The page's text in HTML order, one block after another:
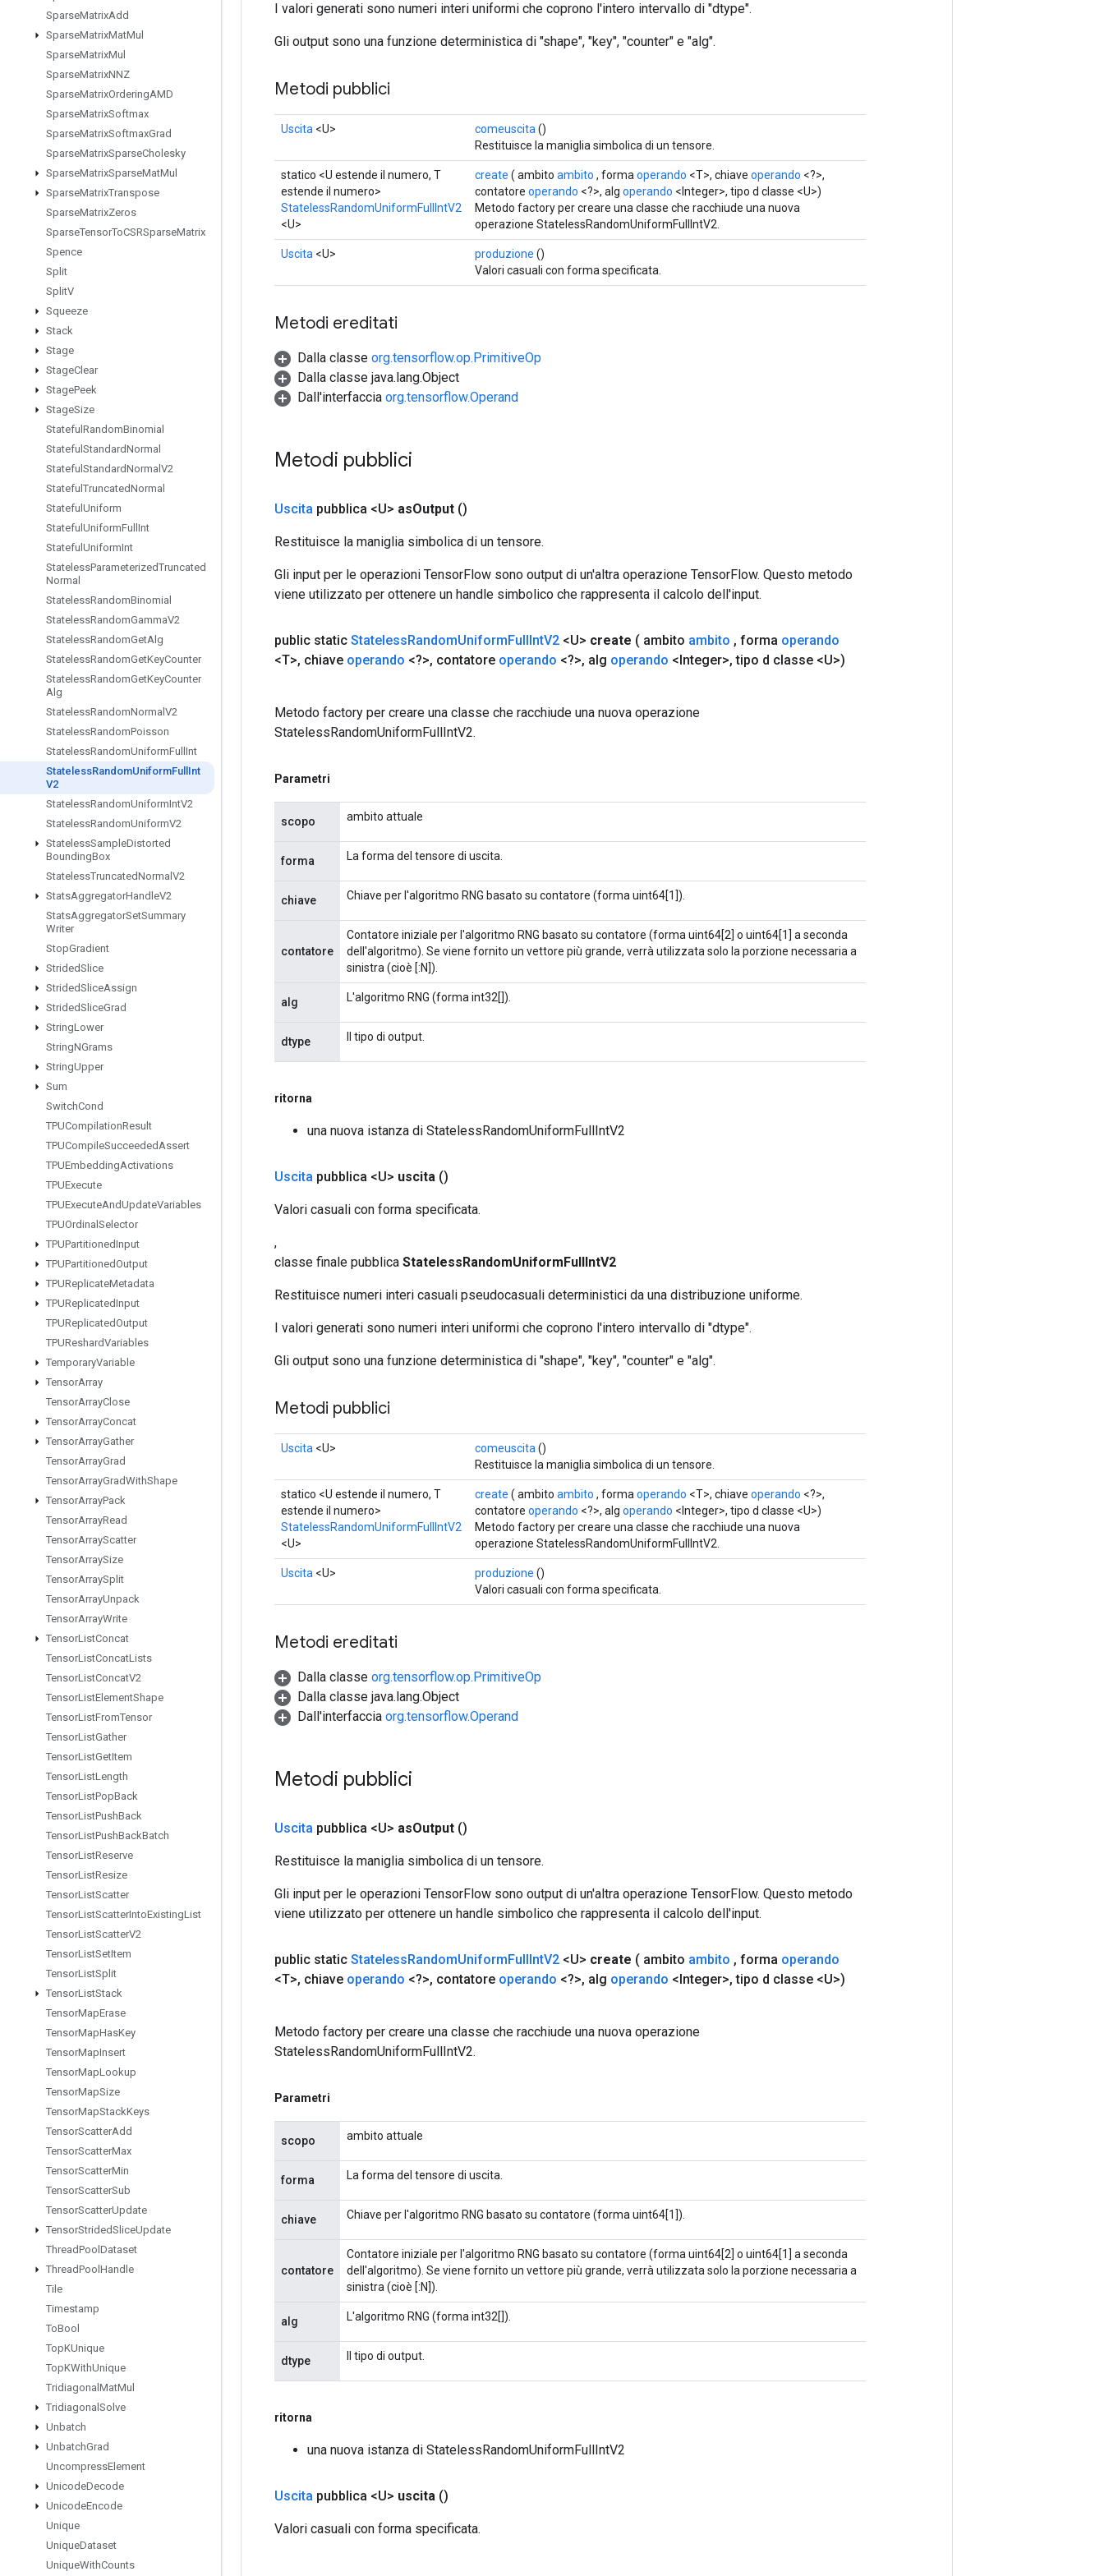
SparseMatrixAdd
SparseMatrixMatMul
SparseMatrixMul
SparseMatrixNNZ
SparseMatrixOrderingAMD
SparseMatrixSoftmax
SparseMatrixSoftmaxGrad
SparseMatrixSparseCholesky
SparseMatrixSparseMatMul
SparseMatrixTranspose
SparseMatrixZeros
SparseTensorToCSRSparseMatrix
Spence
Split
SplitV
Squeeze
Stack
Stage
StageClear
StagePeek
StageSize
Stateful RandomBinomial
Stateful StandardNormal
Stateful StandardNormal V2
Stateful TruncatedNormal
Stateful Uniform
Stateful UniformFull Int
Stateful UniformInt
StatelessParameterizedTruncated
Normal
StatelessRandomBinomial
StatelessRandomGammaV2
StatelessRandomGetAlg
StatelessRandomGetKeyCounter
StatelessRandomGetKeyCounter
Alg
StatelessRandomNormal V2
StatelessRandomPoisson
StatelessRandomUniformFull Int
StatelessRandomUniformFull Int
V2
StatelessRandomUniformIntV2
StatelessRandomUniformV2
StatelessSampleDistorted
BoundingBox
StatelessTruncatedNormal V2
StatsAggregatorHandleV2
StatsAggregatorSetSummary
Writer
StopGradient
StridedSlice
StridedSliceAssign
StridedSliceGrad
StringLower
StringNGrams
StringUpper
Sum
SwitchCond
TPUCompilationResult
TPUCompileSucceededAssert
TPUEmbeddingActivations
TPUExecute
TPUExecuteAndUpdateVariables
TPUOrdinal Selector
TPUPartitionedInput
TPUPartitionedOutput
TPUReplicateMetadata
TPUReplicatedInput
TPUReplicatedOutput
TPUReshardVariables
TemporaryVariable
TensorArray
TensorArrayClose
TensorArrayConcat
TensorArrayGather
TensorArrayGrad
TensorArrayGradWithShape
TensorArrayPack
TensorArrayRead
TensorArrayScatter
TensorArraySize
TensorArraySplit
TensorArrayUnpack
TensorArrayWrite
TensorListConcat
TensorListConcatLists
TensorListConcatV2
TensorListElementShape
TensorListFromTensor
TensorListGather
TensorListGetItem
TensorListLength
TensorListPopBack
TensorListPushBack
TensorListPushBackBatch
TensorListReserve
TensorListResize
TensorListScatter
TensorListScatterIntoExistingList
TensorListScatterV2
TensorListSetItem
TensorListSplit
TensorListStack
TensorMapErase
TensorMapHasKey
TensorMapInsert
TensorMapLookup
TensorMapSize
TensorMapStackKeys
TensorScatterAdd
TensorScatterMax
TensorScatterMin
TensorScatterSub
TensorScatterUpdate
TensorStridedSliceUpdate
ThreadPool Dataset
ThreadPool Handle
Tile
Timestamp
ToBool
TopKUnique
TopKWithUnique
Tridiagonal MatMul
Tridiagonal Solve
Unbatch
UnbatchGrad
UncompressElement
UnicodeDecode
UnicodeEncode
Unique
UniqueDataset
UniqueWithCounts
I valori generati sono numeri interi uniformi che coprono l'intero intervallo di "dtype".
Gli output sono una funzione deterministica di "shape", "key", "counter" e "alg".
Metodi pubblici
Uscita <U> comeuscita ()
Restituisce la maniglia simbolica di un tensore.
statico <U estende il numero, T
estende il numero>
StatelessRandomUniformFullIntV2
<U>
create ( ambito ambito , forma operando <T>, chiave operando <?>,
contatore operando <?>, alg operando <Integer>, tipo d classe <U>)
Metodo factory per creare una classe che racchiude una nuova
operazione StatelessRandomUniformFullIntV2.
Uscita <U> produzione ()
Valori casuali con forma specificata.
Metodi ereditati
Dalla classe org.tensorflow.op.PrimitiveOp
Dalla classe java.lang.Object
Dall'interfaccia org.tensorflow.Operand
Metodi pubblici
Uscita pubblica <U> asOutput ()
Restituisce la maniglia simbolica di un tensore.
Gli input per le operazioni TensorFlow sono output di un'altra operazione TensorFlow. Questo metodo
viene utilizzato per ottenere un handle simbolico che rappresenta il calcolo dell'input.
public static StatelessRandomUniformFullIntV2 <U> create ( ambito ambito , forma operando
<T>, chiave operando <?>, contatore operando <?>, alg operando <Integer>, tipo d classe <U>)
Metodo factory per creare una classe che racchiude una nuova operazione
StatelessRandomUniformFullIntV2.
Parametri
scopo ambito attuale
forma La forma del tensore di uscita.
chiave Chiave per l'algoritmo RNG basato su contatore (forma uint64[1]).
contatore
Contatore iniziale per l'algoritmo RNG basato su contatore (forma uint64[2] o uint64[1] a seconda
dell'algoritmo). Se viene fornito un vettore più grande, verrà utilizzata solo la porzione necessaria a
sinistra (cioè [:N]).
alg L'algoritmo RNG (forma int32[]).
dtype Il tipo di output.
ritorna
una nuova istanza di StatelessRandomUniformFullIntV2
Uscita pubblica <U> uscita ()
Valori casuali con forma specificata.
,
classe finale pubblica StatelessRandomUniformFullIntV2
Restituisce numeri interi casuali pseudocasuali deterministici da una distribuzione uniforme.
I valori generati sono numeri interi uniformi che coprono l'intero intervallo di "dtype".
Gli output sono una funzione deterministica di "shape", "key", "counter" e "alg".
Metodi pubblici
Uscita <U> comeuscita ()
Restituisce la maniglia simbolica di un tensore.
statico <U estende il numero, T
estende il numero>
StatelessRandomUniformFullIntV2
<U>
create ( ambito ambito , forma operando <T>, chiave operando <?>,
contatore operando <?>, alg operando <Integer>, tipo d classe <U>)
Metodo factory per creare una classe che racchiude una nuova
operazione StatelessRandomUniformFullIntV2.
Uscita <U> produzione ()
Valori casuali con forma specificata.
Metodi ereditati
Dalla classe org.tensorflow.op.PrimitiveOp
Dalla classe java.lang.Object
Dall'interfaccia org.tensorflow.Operand
Metodi pubblici
Uscita pubblica <U> asOutput ()
Restituisce la maniglia simbolica di un tensore.
Gli input per le operazioni TensorFlow sono output di un'altra operazione TensorFlow. Questo metodo
viene utilizzato per ottenere un handle simbolico che rappresenta il calcolo dell'input.
public static StatelessRandomUniformFullIntV2 <U> create ( ambito ambito , forma operando
<T>, chiave operando <?>, contatore operando <?>, alg operando <Integer>, tipo d classe <U>)
Metodo factory per creare una classe che racchiude una nuova operazione
StatelessRandomUniformFullIntV2.
Parametri
scopo ambito attuale
forma La forma del tensore di uscita.
chiave Chiave per l'algoritmo RNG basato su contatore (forma uint64[1]).
contatore
Contatore iniziale per l'algoritmo RNG basato su contatore (forma uint64[2] o uint64[1] a seconda
dell'algoritmo). Se viene fornito un vettore più grande, verrà utilizzata solo la porzione necessaria a
sinistra (cioè [:N]).
alg L'algoritmo RNG (forma int32[]).
dtype Il tipo di output.
ritorna
una nuova istanza di StatelessRandomUniformFullIntV2
Uscita pubblica <U> uscita ()
Valori casuali con forma specificata.